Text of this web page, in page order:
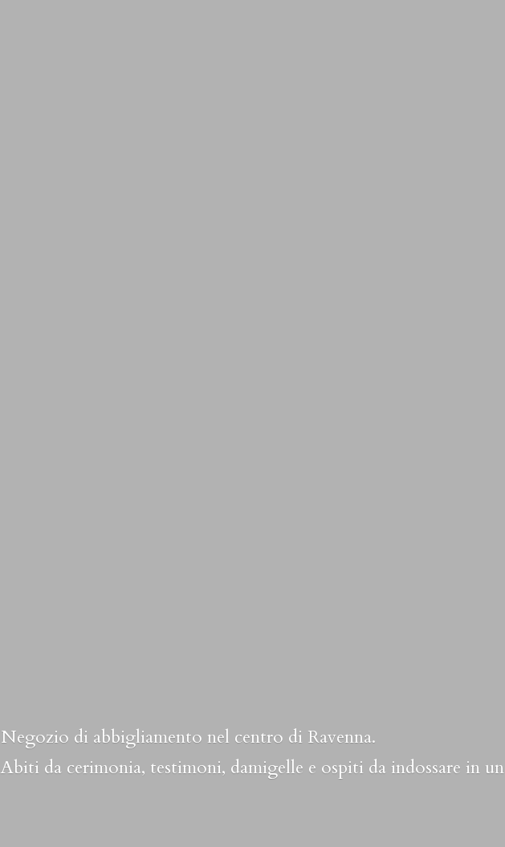
Negozio di abbigliamento nel centro di Ravenna.
Abiti da cerimonia, testimoni, damigelle e ospiti da indossare in un